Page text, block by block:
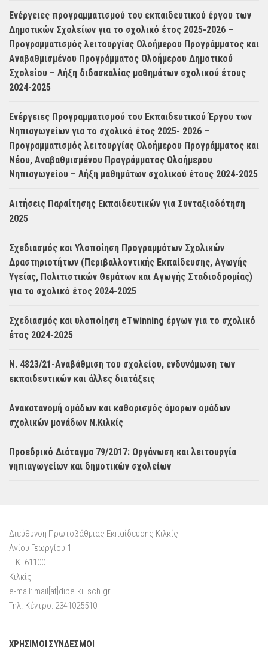
Ενέργειες προγραμματισμού του εκπαιδευτικού έργου των
Δημοτικών Σχολείων για το σχολικό έτος 2025-2026 –
Προγραμματισμός λειτουργίας Ολοήμερου Προγράμματος και
Αναβαθμισμένου Προγράμματος Ολοήμερου Δημοτικού
Σχολείου – Λήξη διδασκαλίας μαθημάτων σχολικού έτους
2024-2025
Ενέργειες Προγραμματισμού του Εκπαιδευτικού Έργου των
Νηπιαγωγείων για το σχολικό έτος 2025- 2026 –
Προγραμματισμός λειτουργίας Ολοήμερου Προγράμματος και
Νέου, Αναβαθμισμένου Προγράμματος Ολοήμερου
Νηπιαγωγείου – Λήξη μαθημάτων σχολικού έτους 2024-2025
Αιτήσεις Παραίτησης Εκπαιδευτικών για Συνταξιοδότηση
2025
Σχεδιασμός και Υλοποίηση Προγραμμάτων Σχολικών
Δραστηριοτήτων (Περιβαλλοντικής Εκπαίδευσης, Αγωγής
Υγείας, Πολιτιστικών Θεμάτων και Αγωγής Σταδιοδρομίας)
για το σχολικό έτος 2024-2025
Σχεδιασμός και υλοποίηση eTwinning έργων για το σχολικό
έτος 2024-2025
Ν. 4823/21-Αναβάθμιση του σχολείου, ενδυνάμωση των
εκπαιδευτικών και άλλες διατάξεις
Ανακατανομή ομάδων και καθορισμός όμορων ομάδων
σχολικών μονάδων Ν.Κιλκίς
Προεδρικό Διάταγμα 79/2017: Οργάνωση και λειτουργία
νηπιαγωγείων και δημοτικών σχολείων
Διεύθυνση Πρωτοβάθμιας Εκπαίδευσης Κιλκίς
Αγίου Γεωργίου 1
Τ.Κ. 61100
Κιλκίς
e-mail: mail[at]dipe.kil.sch.gr
Τηλ. Κέντρο: 2341025510
ΧΡΗΣΙΜΟΙ ΣΥΝΔΕΣΜΟΙ